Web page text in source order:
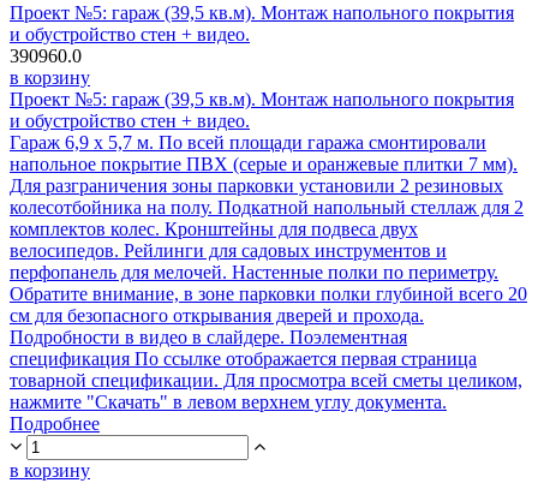
Проект №5: гараж (39,5 кв.м). Монтаж напольного покрытия
и обустройство стен + видео.
390960.0
в корзину
Проект №5: гараж (39,5 кв.м). Монтаж напольного покрытия
и обустройство стен + видео.
Гараж 6,9 х 5,7 м. По всей площади гаража смонтировали
напольное покрытие ПВХ (серые и оранжевые плитки 7 мм).
Для разграничения зоны парковки установили 2 резиновых
колесотбойника на полу. Подкатной напольный стеллаж для 2
комплектов колес. Кронштейны для подвеса двух
велосипедов. Рейлинги для садовых инструментов и
перфопанель для мелочей. Настенные полки по периметру.
Обратите внимание, в зоне парковки полки глубиной всего 20
см для безопасного открывания дверей и прохода.
Подробности в видео в слайдере. Поэлементная
спецификация По ссылке отображается первая страница
товарной спецификации. Для просмотра всей сметы целиком,
нажмите "Скачать" в левом верхнем углу документа.
Подробнее
в корзину